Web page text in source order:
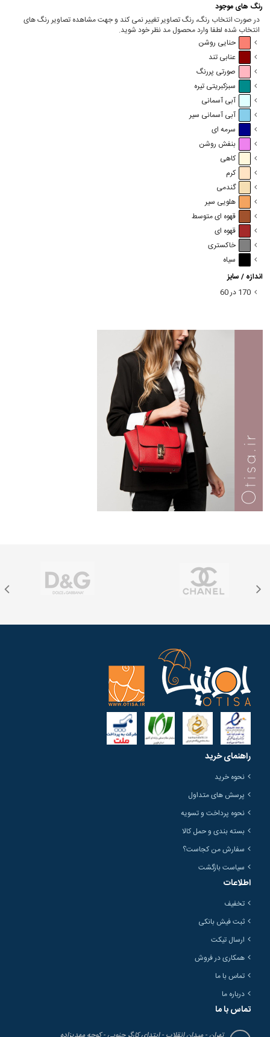
رنگ های موجود
در صورت انتخاب رنگ، رنگ تصاویر تغییر نمی کند و جهت مشاهده تصاویر رنگ های
انتخاب شده لطفا وارد محصول مد نظر خود شوید.
حنایی روشن
عنابی تند
صورتی پررنگ
سبزکبریتی تیره
آبی آسمانی
آبی آسمانی سیر
سرمه ای
بنفش روشن
کاهی
کرم
گندمی
هلویی سیر
قهوه ای متوسط
قهوه ای
خاکستری
سیاه
اندازه / سایز
170 در 60
راهنمای خرید
نحوه خرید
پرسش های متداول
نحوه پرداخت و تسویه
بسته بندی و حمل کالا
سفارش من کجاست؟
سیاست بازگشت
اطلاعات
تخفیف
ثبت فیش بانکی
ارسال تیکت
همکاری در فروش
تماس با ما
درباره ما
تماس با ما